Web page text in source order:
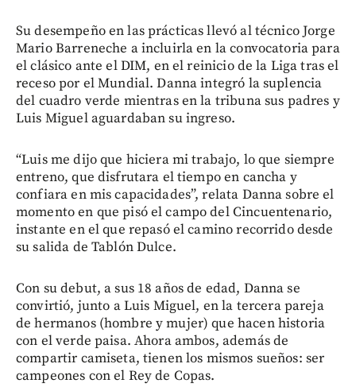
Su desempeño en las prácticas llevó al técnico Jorge
Mario Barreneche a incluirla en la convocatoria para
el clásico ante el DIM, en el reinicio de la Liga tras el
receso por el Mundial. Danna integró la suplencia
del cuadro verde mientras en la tribuna sus padres y
Luis Miguel aguardaban su ingreso.
“Luis me dijo que hiciera mi trabajo, lo que siempre
entreno, que disfrutara el tiempo en cancha y
confiara en mis capacidades”, relata Danna sobre el
momento en que pisó el campo del Cincuentenario,
instante en el que repasó el camino recorrido desde
su salida de Tablón Dulce.
Con su debut, a sus 18 años de edad, Danna se
convirtió, junto a Luis Miguel, en la tercera pareja
de hermanos (hombre y mujer) que hacen historia
con el verde paisa. Ahora ambos, además de
compartir camiseta, tienen los mismos sueños: ser
campeones con el Rey de Copas.